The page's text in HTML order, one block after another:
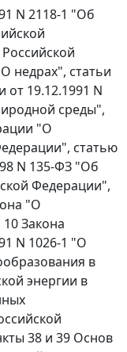
N 2118-1 "Об
недрах", статьи
от 19.12.1991 N
среды",
"О
статью
N 135-ФЗ "Об
Федерации",
"О
10Закона
N 1026-1 "О
в
энергии в
38 и 39 Основ